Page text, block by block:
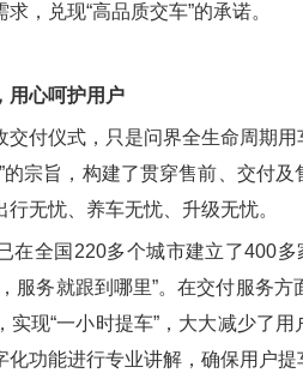
，兑现“高品质交车”的承诺。
用心呵护用户
仪式，只是问界全生命周期用
的宗旨，构建了贯穿售前、交付
无忧、养车无忧、升级无忧。
全国220多个城市建立了400多
服务就跟到哪里”。在交付服务
现“一小时提车”，大大减少了
化功能进行专业讲解，确保用户